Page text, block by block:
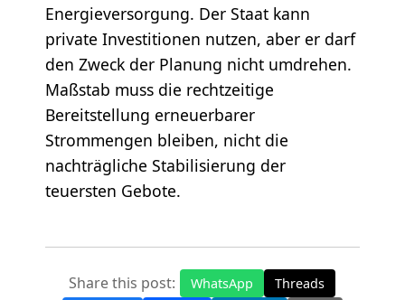
Energieversorgung. Der Staat kann
private Investitionen nutzen, aber er darf
den Zweck der Planung nicht umdrehen.
Maßstab muss die rechtzeitige
Bereitstellung erneuerbarer
Strommengen bleiben, nicht die
nachträgliche Stabilisierung der
teuersten Gebote.
Share this post: WhatsApp Threads